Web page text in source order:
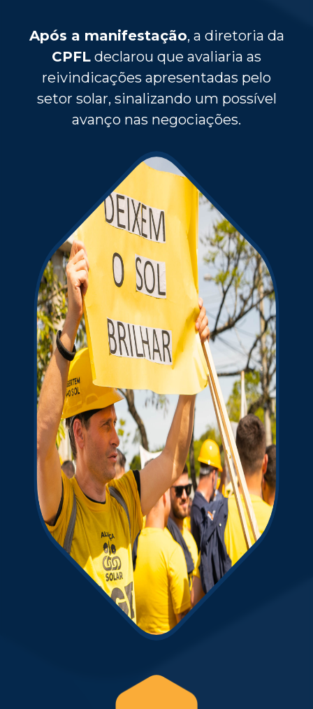
Após a manifestação, a diretoria da
CPFL declarou que avaliaria as
reivindicações apresentadas pelo
setor solar, sinalizando um possível
avanço nas negociações.